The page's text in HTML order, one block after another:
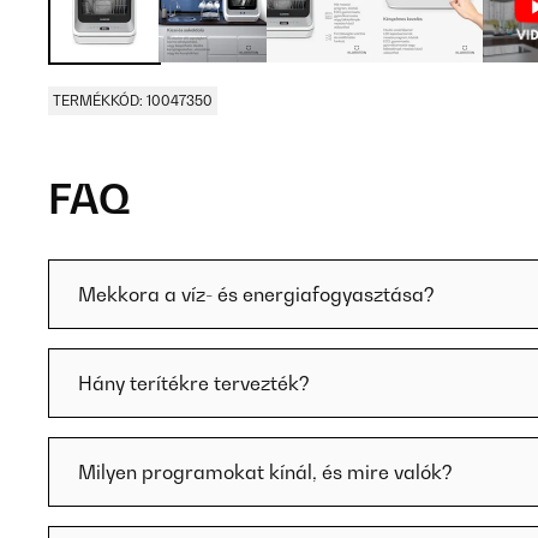
TERMÉKKÓD: 10047350
FAQ
Mekkora a víz- és energiafogyasztása?
Hány terítékre tervezték?
Milyen programokat kínál, és mire valók?